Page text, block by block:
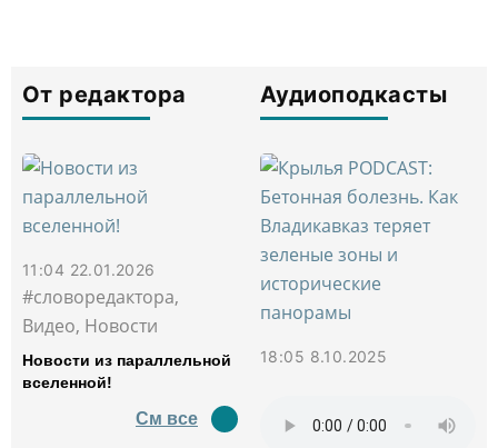
От редактора
11:04 22.01.2026
#словоредактора,
Видео, Новости
Новости из параллельной
вселенной!
См все
Аудиоподкасты
18:05 8.10.2025